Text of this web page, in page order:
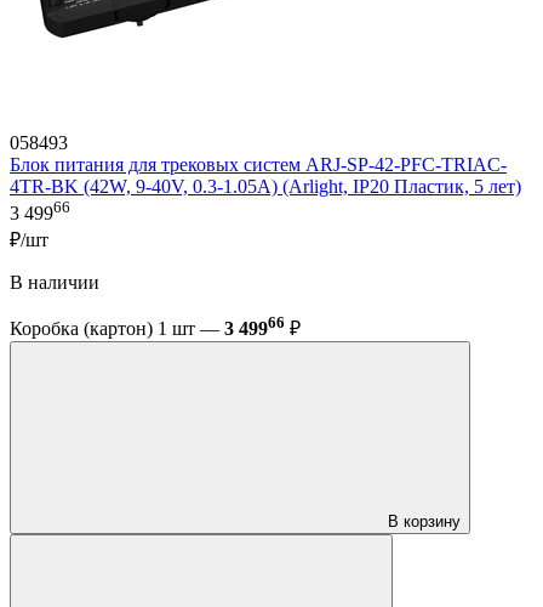
058493
Блок питания для трековых систем ARJ-SP-42-PFC-TRIAC-
4TR-BK (42W, 9-40V, 0.3-1.05A) (Arlight, IP20 Пластик, 5 лет)
3 49966
₽/шт
В наличии
Коробка (картон) 1 шт — 3 49966 ₽
В корзину